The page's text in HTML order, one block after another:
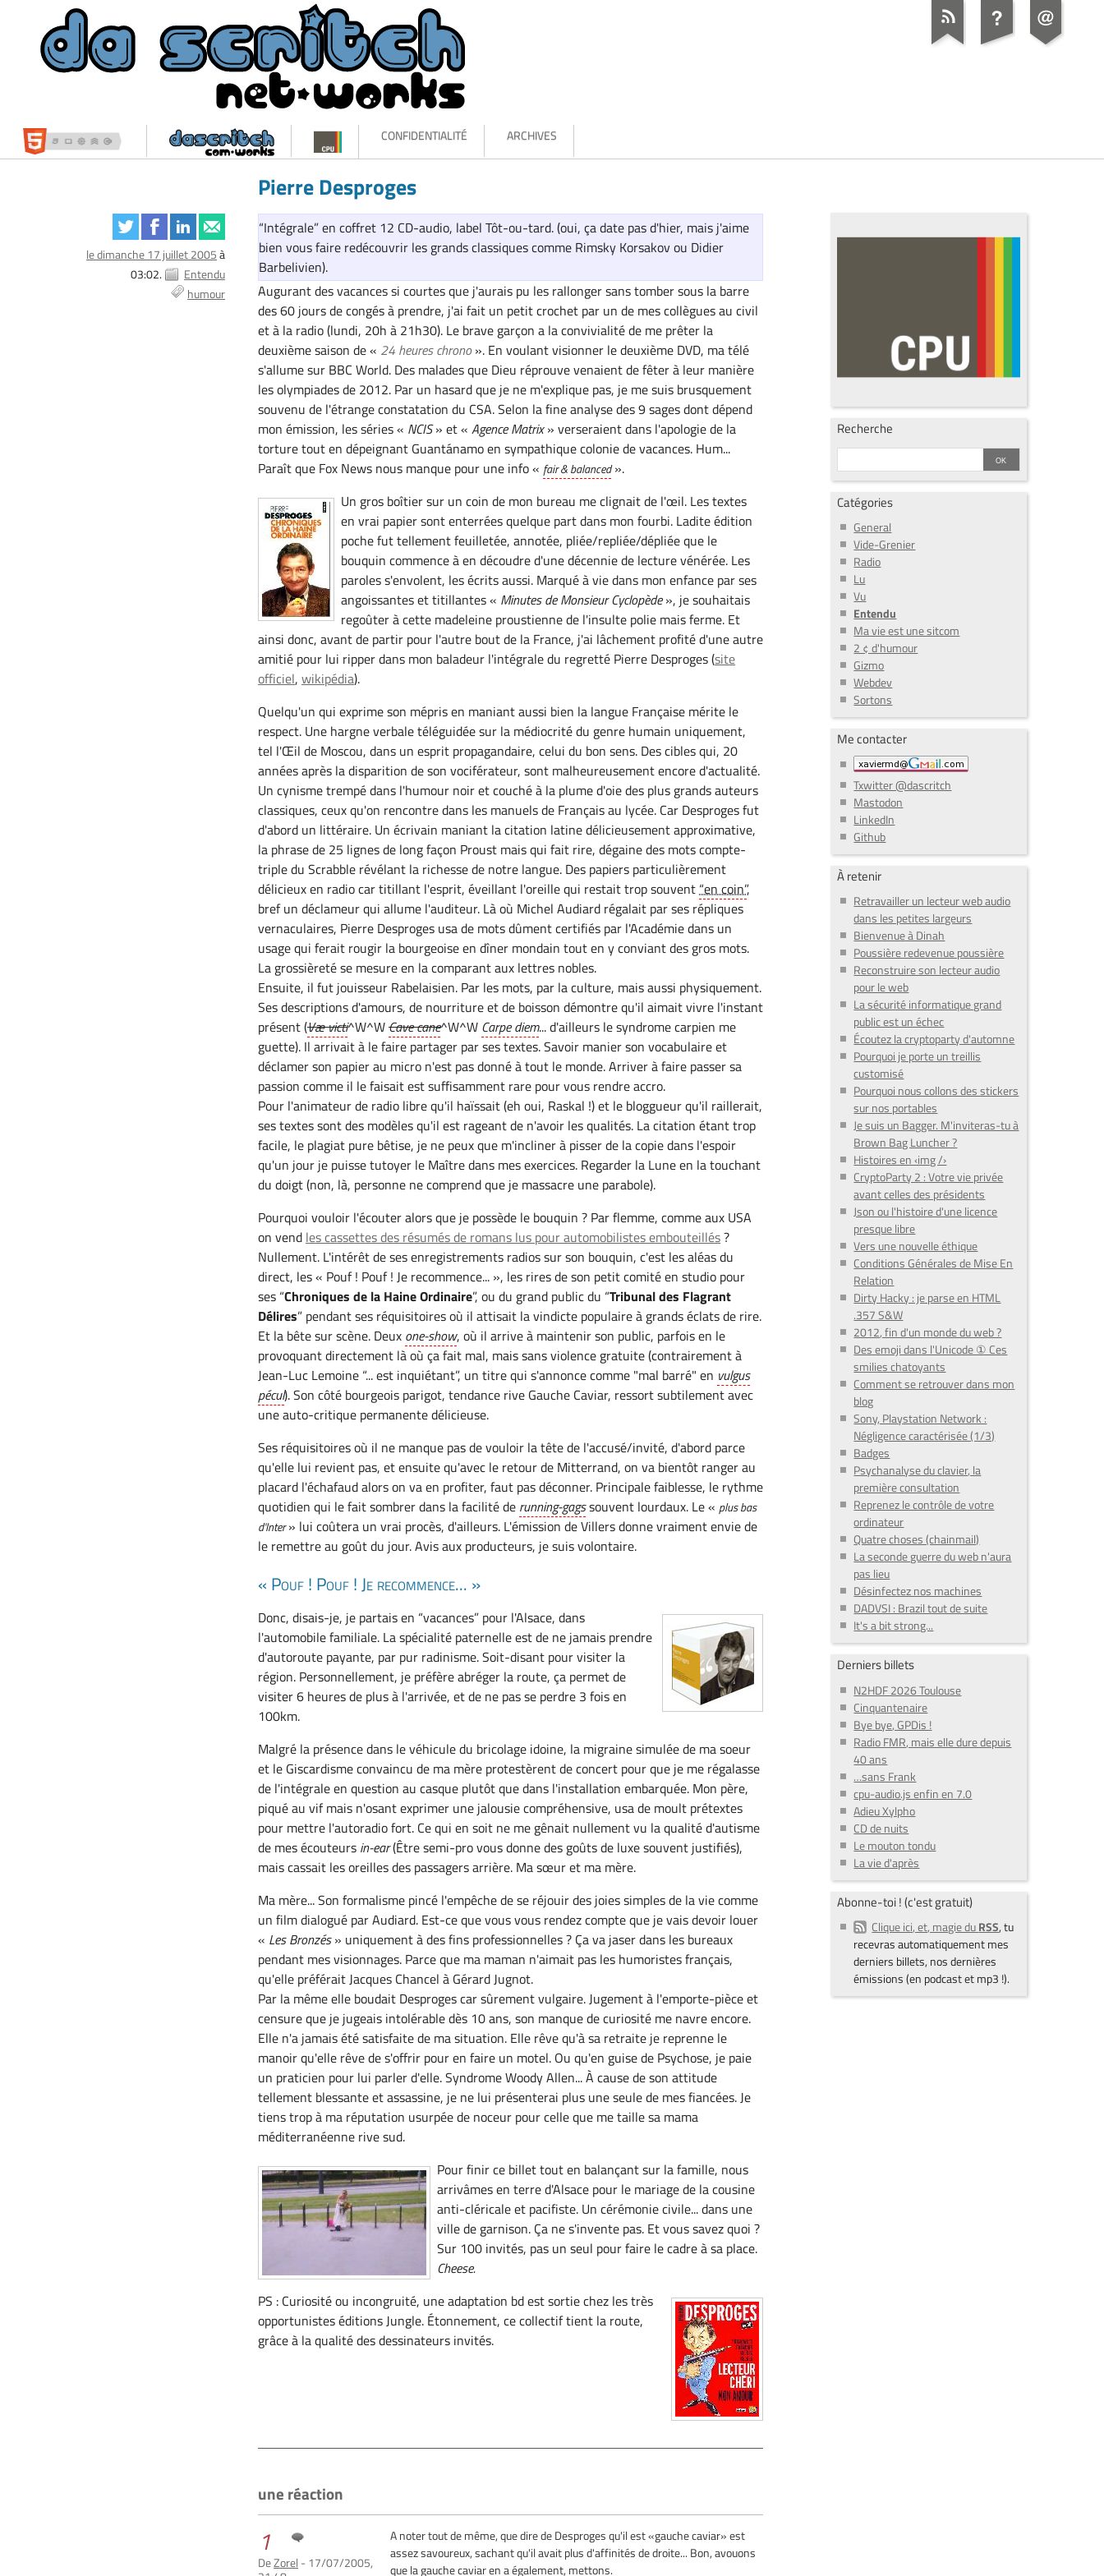
CONFIDENTIALITÉ ARCHIVES
Pierre Desproges
le dimanche 17 juillet 2005à
03:02.
Entendu
humour
“Intégrale” en coffret 12 CD-audio, label Tôt-ou-tard. (oui, ça date pas d'hier, mais j'aime
bien vous faire redécouvrir les grands classiques comme Rimsky Korsakov ou Didier
Barbelivien).
Augurant des vacances si courtes que j'aurais pu les rallonger sans tomber sous la barre
des 60 jours de congés à prendre, j'ai fait un petit crochet par un de mes collègues au civil
et à la radio (lundi, 20h à 21h30). Le brave garçon a la convivialité de me prêter la
deuxième saison de « 24 heures chrono». En voulant visionner le deuxième DVD, ma télé
s'allume sur BBC World. Des malades que Dieu réprouve venaient de fêter à leur manière
les olympiades de 2012. Par un hasard que je ne m'explique pas, je me suis brusquement
souvenu de l'étrange constatation du CSA. Selon la fine analyse des 9 sages dont dépend
mon émission, les séries « NCIS» et «Agence Matrix» verseraient dans l'apologie de la
torture tout en dépeignant Guantánamo en sympathique colonie de vacances. Hum...
Paraît que Fox News nous manque pour une info « fair & balanced».
Un gros boîtier sur un coin de mon bureau me clignait de l'œil. Les textes
en vrai papier sont enterrées quelque part dans mon fourbi. Ladite édition
poche fut tellement feuilletée, annotée, pliée/repliée/dépliée que le
bouquin commence à en découdre d'une décennie de lecture vénérée. Les
paroles s'envolent, les écrits aussi. Marqué à vie dans mon enfance par ses
angoissantes et titillantes « Minutes de Monsieur Cyclopède», je souhaitais
regoûter à cette madeleine proustienne de l'insulte polie mais ferme. Et
ainsi donc, avant de partir pour l'autre bout de la France, j'ai lâchement profité d'une autre
amitié pour lui ripper dans mon baladeur l'intégrale du regretté Pierre Desproges (site
officiel,wikipédia).
Quelqu'un qui exprime son mépris en maniant aussi bien la langue Française mérite le
respect. Une hargne verbale téléguidée sur la médiocrité du genre humain uniquement,
tel l'Œil de Moscou, dans un esprit propagandaire, celui du bon sens. Des cibles qui, 20
années après la disparition de son vociférateur, sont malheureusement encore d'actualité.
Un cynisme trempé dans l'humour noir et couché à la plume d'oie des plus grands auteurs
classiques, ceux qu'on rencontre dans les manuels de Français au lycée. Car Desproges fut
d'abord un littéraire. Un écrivain maniant la citation latine délicieusement approximative,
la phrase de 25 lignes de long façon Proust mais qui fait rire, dégaine des mots compte-
triple du Scrabble révélant la richesse de notre langue. Des papiers particulièrement
délicieux en radio car titillant l'esprit, éveillant l'oreille qui restait trop souvent“en coin”,
bref un déclameur qui allume l'auditeur. Là où Michel Audiard régalait par ses répliques
vernaculaires, Pierre Desproges usa de mots dûment certifiés par l'Académie dans un
usage qui ferait rougir la bourgeoise en dîner mondain tout en y conviant des gros mots.
La grossièreté se mesure en la comparant aux lettres nobles.
Ensuite, il fut jouisseur Rabelaisien. Par les mots, par la culture, mais aussi physiquement.
Ses descriptions d'amours, de nourriture et de boisson démontre qu'il aimait vivre l'instant
présent (Væ victi^W^WCave cane^W^W Carpe diem... d'ailleurs le syndrome carpien me
guette). Il arrivait à le faire partager par ses textes. Savoir manier son vocabulaire et
déclamer son papier au micro n'est pas donné à tout le monde. Arriver à faire passer sa
passion comme il le faisait est suffisamment rare pour vous rendre accro.
Pour l'animateur de radio libre qu'il haïssait (eh oui, Raskal !) et le bloggueur qu'il raillerait,
ses textes sont des modèles qu'il est rageant de n'avoir les qualités. La citation étant trop
facile, le plagiat pure bêtise, je ne peux que m'incliner à pisser de la copie dans l'espoir
qu'un jour je puisse tutoyer le Maître dans mes exercices. Regarder la Lune en la touchant
du doigt (non, là, personne ne comprend que je massacre une parabole).
Pourquoi vouloir l'écouter alors que je possède le bouquin ? Par flemme, comme aux USA
on vend les cassettes des résumés de romans lus pour automobilistes embouteillés?
Nullement. L'intérêt de ses enregistrements radios sur son bouquin, c'est les aléas du
direct, les « Pouf ! Pouf ! Je recommence... », les rires de son petit comité en studio pour
ses “Chroniques de la Haine Ordinaire”, ou du grand public du “Tribunal des Flagrant
Délires” pendant ses réquisitoires où il attisait la vindicte populaire à grands éclats de rire.
Et la bête sur scène. Deux one-show, où il arrive à maintenir son public, parfois en le
provoquant directement là où ça fait mal, mais sans violence gratuite (contrairement à
Jean-Luc Lemoine “... est inquiétant”, un titre qui s'annonce comme "mal barré" en vulgus
pécul). Son côté bourgeois parigot, tendance rive Gauche Caviar, ressort subtilement avec
une auto-critique permanente délicieuse.
Ses réquisitoires où il ne manque pas de vouloir la tête de l'accusé/invité, d'abord parce
qu'elle lui revient pas, et ensuite qu'avec le retour de Mitterrand, on va bientôt ranger au
placard l'échafaud alors on va en profiter, faut pas déconner. Principale faiblesse, le rythme
quotidien qui le fait sombrer dans la facilité de running-gagssouvent lourdaux. Le «plus bas
d'Inter» lui coûtera un vrai procès, d'ailleurs. L'émission de Villers donne vraiment envie de
le remettre au goût du jour. Avis aux producteurs, je suis volontaire.
« Pouf ! Pouf ! Je recommence... »
Donc, disais-je, je partais en “vacances” pour l'Alsace, dans
l'automobile familiale. La spécialité paternelle est de ne jamais prendre
d'autoroute payante, par pur radinisme. Soit-disant pour visiter la
région. Personnellement, je préfère abréger la route, ça permet de
visiter 6 heures de plus à l'arrivée, et de ne pas se perdre 3 fois en
100km.
Malgré la présence dans le véhicule du bricolage idoine, la migraine simulée de ma soeur
et le Giscardisme convaincu de ma mère protestèrent de concert pour que je me régalasse
de l'intégrale en question au casque plutôt que dans l'installation embarquée. Mon père,
piqué au vif mais n'osant exprimer une jalousie compréhensive, usa de moult prétextes
pour mettre l'autoradio fort. Ce qui en soit ne me gênait nullement vu la qualité d'autisme
de mes écouteurs in-ear(Être semi-pro vous donne des goûts de luxe souvent justifiés),
mais cassait les oreilles des passagers arrière. Ma sœur et ma mère.
Ma mère... Son formalisme pincé l'empêche de se réjouir des joies simples de la vie comme
un film dialogué par Audiard. Est-ce que vous vous rendez compte que je vais devoir louer
« Les Bronzés» uniquement à des fins professionnelles ? Ça va jaser dans les bureaux
pendant mes visionnages. Parce que ma maman n'aimait pas les humoristes français,
qu'elle préférait Jacques Chancel à Gérard Jugnot.
Par la même elle boudait Desproges car sûrement vulgaire. Jugement à l'emporte-pièce et
censure que je jugeais intolérable dès 10 ans, son manque de curiosité me navre encore.
Elle n'a jamais été satisfaite de ma situation. Elle rêve qu'à sa retraite je reprenne le
manoir qu'elle rêve de s'offrir pour en faire un motel. Ou qu'en guise de Psychose, je paie
un praticien pour lui parler d'elle. Syndrome Woody Allen... À cause de son attitude
tellement blessante et assassine, je ne lui présenterai plus une seule de mes fiancées. Je
tiens trop à ma réputation usurpée de noceur pour celle que me taille sa mama
méditerranéenne rive sud.
Pour finir ce billet tout en balançant sur la famille, nous
arrivâmes en terre d'Alsace pour le mariage de la cousine
anti-cléricale et pacifiste. Un cérémonie civile... dans une
ville de garnison. Ça ne s'invente pas. Et vous savez quoi ?
Sur 100 invités, pas un seul pour faire le cadre à sa place.
Cheese.
PS : Curiosité ou incongruité, une adaptation bd est sortie chez les très
opportunistes éditions Jungle. Étonnement, ce collectif tient la route,
grâce à la qualité des dessinateurs invités.
une réaction
1
DeZorel - 17/07/2005,
A noter tout de même, que dire de Desproges qu'il est «gauche caviar» est
assez savoureux, sachant qu'il avait plus d'affinités de droite... Bon, avouons
que la gauche caviar en a également, mettons.
Recherche
Catégories
General
Vide-Grenier
Radio
Lu
Vu
Entendu
Ma vie est une sitcom
2 ¢ d'humour
Gizmo
Webdev
Sortons
Me contacter
Txwitter @dascritch
Mastodon
LinkedIn
Github
À retenir
Retravailler un lecteur web audio
dans les petites largeurs
Bienvenue à Dinah
Poussière redevenue poussière
Reconstruire son lecteur audio
pour le web
La sécurité informatique grand
public est un échec
Écoutez la cryptoparty d'automne
Pourquoi je porte un treillis
customisé
Pourquoi nous collons des stickers
sur nos portables
Je suis un Bagger. M'inviteras-tu à
Brown Bag Luncher ?
Histoires en ‹img /›
CryptoParty 2 : Votre vie privée
avant celles des présidents
Json ou l'histoire d'une licence
presque libre
Vers une nouvelle éthique
Conditions Générales de Mise En
Relation
Dirty Hacky : je parse en HTML
.357 S&W
2012, fin d'un monde du web ?
Des emoji dans l'Unicode ① Ces
smilies chatoyants
Comment se retrouver dans mon
blog
Sony, Playstation Network :
Négligence caractérisée (1/3)
Badges
Psychanalyse du clavier, la
première consultation
Reprenez le contrôle de votre
ordinateur
Quatre choses (chainmail)
La seconde guerre du web n'aura
pas lieu
Désinfectez nos machines
DADVSI : Brazil tout de suite
It's a bit strong...
Derniers billets
N2HDF 2026 Toulouse
Cinquantenaire
Bye bye, GPDis !
Radio FMR, mais elle dure depuis
40 ans
…sans Frank
cpu-audio.js enfin en 7.0
Adieu Xylpho
CD de nuits
Le mouton tondu
La vie d'après
Abonne-toi ! (c'est gratuit)
Clique ici, et, magie duRSS, tu
recevras automatiquement mes
derniers billets, nos dernières
émissions (en podcast et mp3 !).